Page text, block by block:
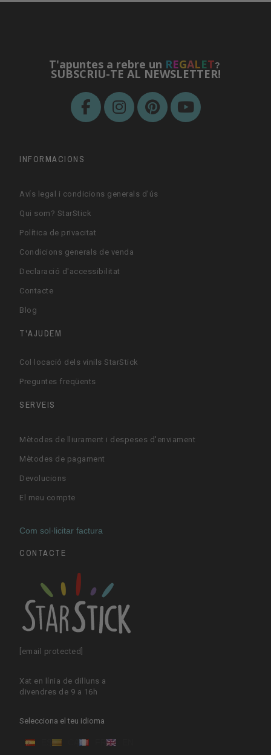
T'apuntes a rebre un REGALET?
SUBSCRIU-TE AL NEWSLETTER!
INFORMACIONS
Avís legal i condicions generals d'ús
Qui som? StarStick
Política de privacitat
Condicions generals de venda
Declaració d'accessibilitat
Contacte
Blog
T'AJUDEM
Col·locació dels vinils StarStick
Preguntes freqüents
SERVEIS
Mètodes de lliurament i despeses d'enviament
Mètodes de pagament
Devolucions
El meu compte
Com sol·licitar factura
CONTACTE
[email protected]
Xat en línia de dilluns a
divendres de 9 a 16h
Selecciona el teu idioma
ES CA FR